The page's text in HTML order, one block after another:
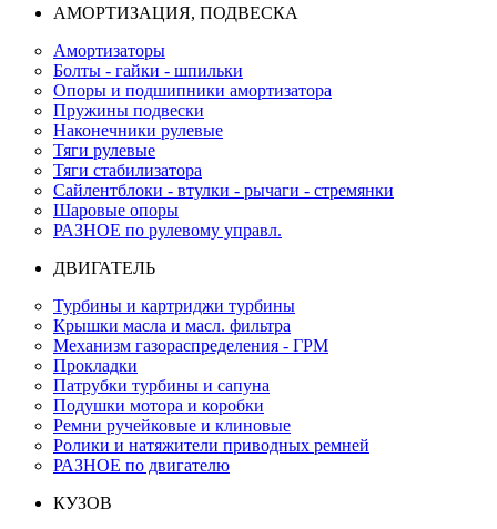
АМОРТИЗАЦИЯ, ПОДВЕСКА
Амортизаторы
Болты - гайки - шпильки
Опоры и подшипники амортизатора
Пружины подвески
Наконечники рулевые
Тяги рулевые
Тяги стабилизатора
Сайлентблоки - втулки - рычаги - стремянки
Шаровые опоры
РАЗНОЕ по рулевому управл.
ДВИГАТЕЛЬ
Турбины и картриджи турбины
Крышки масла и масл. фильтра
Механизм газораспределения - ГРМ
Прокладки
Патрубки турбины и сапуна
Подушки мотора и коробки
Ремни ручейковые и клиновые
Ролики и натяжители приводных ремней
РАЗНОЕ по двигателю
КУЗОВ